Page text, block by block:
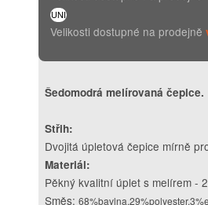
UNI
Velikosti dostupné na prodejně
Šedomodrá melírovaná čepice.
Střih:
Dvojitá úpletová čepice mírně
Materiál:
Pěkný kvalitní úplet s melírem -
Směs: